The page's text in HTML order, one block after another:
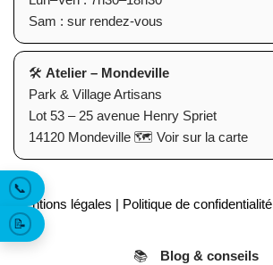
Sam : sur rendez-vous
🛠 Atelier – Mondeville
Park & Village Artisans
Lot 53 – 25 avenue Henry Spriet
14120 Mondeville 🗺️ Voir sur la carte
Mentions légales | Politique de confidentialité
📚 Blog & conseils
📞
📝